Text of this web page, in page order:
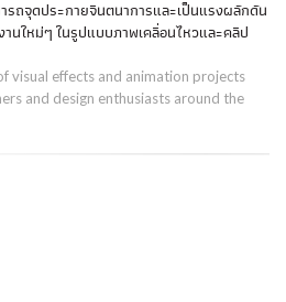
รถจุดประกายจินตนาการและเป็นแรงผลักดัน
นใหม่ๆ ในรูปแบบภาพเคลื่อนไหวและคลิป
visual effects and animation projects
and design enthusiasts around the